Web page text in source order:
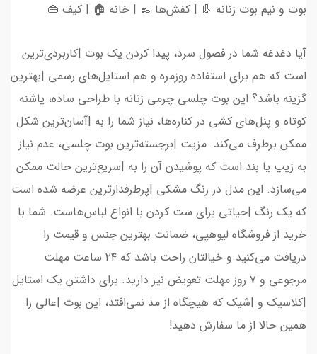
بوت و نیم بوت زنانه 👢 | کفش‌ها 👞 | خانه 🏠 | کیف 👜
آیا دغدغه شما در فصول سرد، پیدا کردن یک بوت |کاربردی‌ترین
است که هم برای استفاده روزمره و هم استایل‌های رسمی |بهترین
گزینه باشد؟ این بوت چلسی چرمی زنانه با طراحی ساده، پاشنه
کوتاه و پنل‌های کشی در کناره‌ها، نیاز شما را به |آسان‌ترین شکل
ممکن برطرف می‌کند. مزیت |برجسته‌ترین بوت چلسی، عدم نیاز
به زیپ یا بند است که پوشیدن آن را به |سریع‌ترین حالت ممکن
می‌سازد. این مدل در رنگ مشکی |پرطرفدارترین عرضه شده است
که یک رنگ |حیاتی برای ست کردن با انواع لباس‌هاست. شما با
خرید از فروشگاه لیوهپی، ضمانت بهترین جنس و قیمت را
دریافت می‌کنید و خیالتان راحت باشد که ۲۴ ساعت مهلت
مرجوعی و ۷ روز مهلت تعویض نیز دارید. برای داشتن یک استایل
|کلاسیک و |شیک که هیچگاه از مد نمی‌افتد، این بوت |عالی را
همین حالا از ما سفارش دهید!